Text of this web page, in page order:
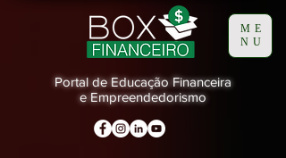
ME
NU
Portal de Educação Financeira
e Empreendedorismo